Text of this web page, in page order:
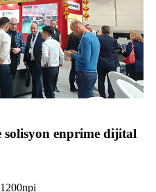
enprime dijital